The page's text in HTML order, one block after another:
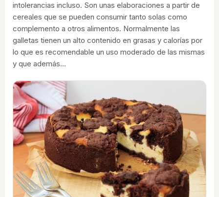
intolerancias incluso. Son unas elaboraciones a partir de
cereales que se pueden consumir tanto solas como
complemento a otros alimentos. Normalmente las
galletas tienen un alto contenido en grasas y calorías por
lo que es recomendable un uso moderado de las mismas
y que además…